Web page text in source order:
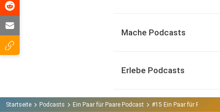
Mache Podcasts
Erlebe Podcasts
Startseite Podcasts Ein Paar für Paare Podcast #15 Ein Paar für Paare -